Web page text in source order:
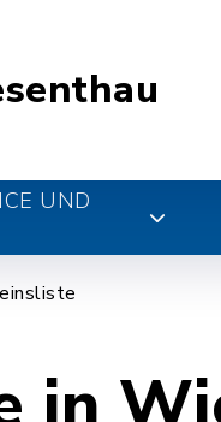
UND